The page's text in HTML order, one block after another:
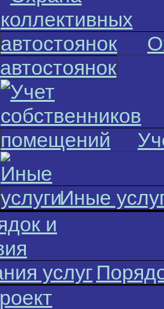
автостоянок
Иные